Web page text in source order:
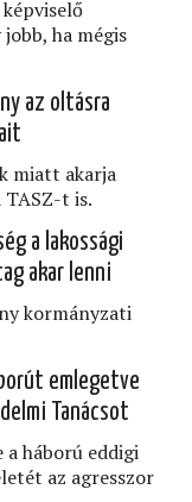
ha mégis
az oltásra
miatt akarja
t is.
a lakossági
akar lenni
kormányzati
emlegetve
Tanácsot
háború eddigi
az agresszor